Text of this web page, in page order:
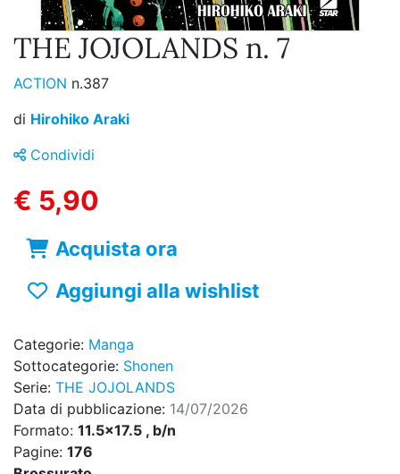
THE JOJOLANDS n. 7
ACTION n.387
di Hirohiko Araki
Condividi
€ 5,90
Acquista ora
Aggiungi alla wishlist
Categorie: Manga
Sottocategorie: Shonen
Serie: THE JOJOLANDS
Data di pubblicazione: 14/07/2026
Formato: 11.5x17.5 , b/n
Pagine: 176